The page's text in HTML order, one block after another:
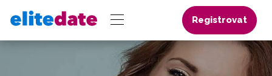
Registrovat